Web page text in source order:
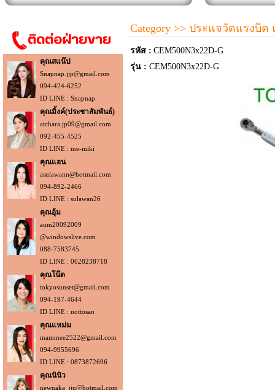
คุณสแน๊ป
Snapnap.jjp@gmail.com
094-424-6252
ID LINE : Snapnap.
คุณมิ้งค์(ประชาสัมพันธ์)
atchara.jp09@gmail.com
092-455-4525
ID LINE : me-miki
คุณแอน
asulawann@hotmail.com
094-892-2466
ID LINE : sulawan26
คุณอุ้ม
aum20092009
@windowslive.com
088-7583745
ID LINE : 0628238718
คุณโน๊ต
tokyosunset@gmail.com
094-197-4644
ID LINE : nottosan
คุณแหม่ม
mammee2522@gmail.com
094-9955696
ID LINE : 0873872696
คุณนินิว
newnaka_jjp@hotmail.com
Category >> ประแจวัดแรงบิด
รหัส : CEM500N3x22D-G
รุ่น : CEM500N3x22D-G